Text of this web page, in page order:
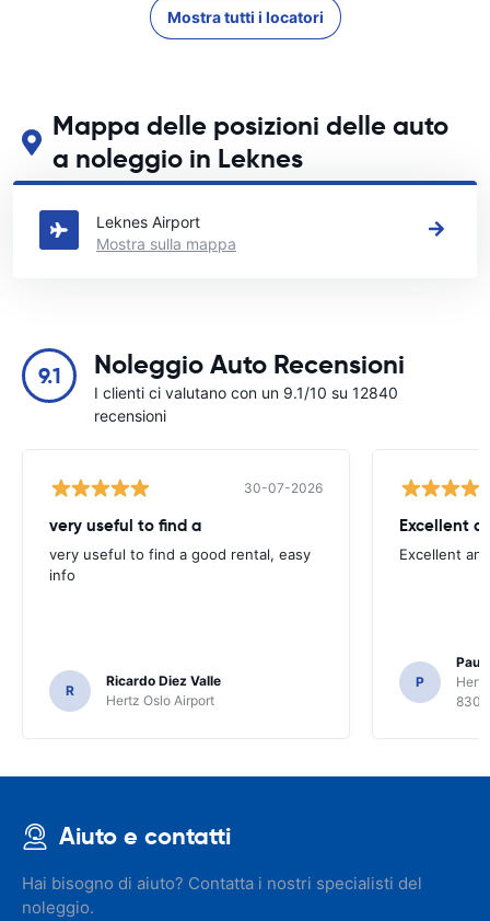
Mostra tutti i locatori
Mappa delle posizioni delle auto
a noleggio in Leknes
Guarda le nostre principali sedi di autonoleggio in Leknes
Leknes Airport
Mostra sulla mappa
9.1 Noleggio Auto Recensioni
I clienti ci valutano con un 9.1/10 su 12840
recensioni
30-07-2026
very useful to find a
very useful to find a good rental, easy
info
R
Ricardo Diez Valle
Hertz Oslo Airport
Excellent
Excellent
P
Paul
8300
Aiuto e contatti
Hai bisogno di aiuto? Contatta i nostri specialisti del
noleggio.